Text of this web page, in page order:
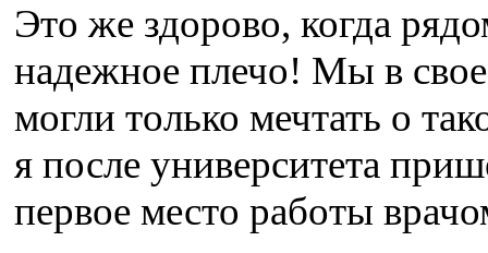
Это же здорово, когда
надежное плечо! Мы в
могли только мечтать о
я после университета
первое место работы